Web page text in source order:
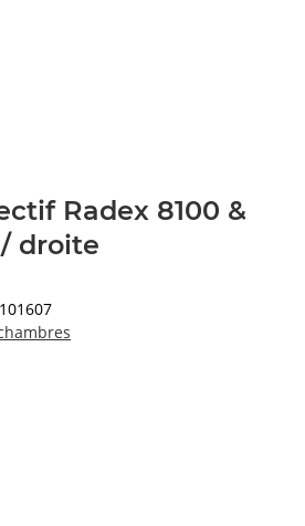
Radex 8100 &
/ droite